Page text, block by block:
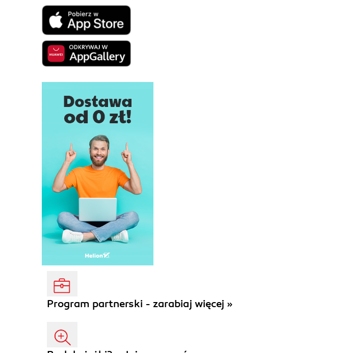
Program partnerski - zarabiaj więcej »